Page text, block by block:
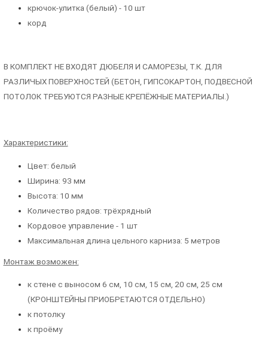
крючок-улитка (белый) - 10 шт
корд
В КОМПЛЕКТ НЕ ВХОДЯТ ДЮБЕЛЯ И САМОРЕЗЫ, Т.К. ДЛЯ
РАЗЛИЧЫХ ПОВЕРХНОСТЕЙ (БЕТОН, ГИПСОКАРТОН, ПОДВЕСНОЙ
ПОТОЛОК ТРЕБУЮТСЯ РАЗНЫЕ КРЕПЁЖНЫЕ МАТЕРИАЛЫ.)
Характеристики:
Цвет: белый
Ширина: 93 мм
Высота: 10 мм
Количество рядов: трёхрядный
Кордовое управление - 1 шт
Максимальная длина цельного карниза: 5 метров
Монтаж возможен:
к стене с выносом 6 см, 10 см, 15 см, 20 см, 25 см
(КРОНШТЕЙНЫ ПРИОБРЕТАЮТСЯ ОТДЕЛЬНО)
к потолку
к проёму